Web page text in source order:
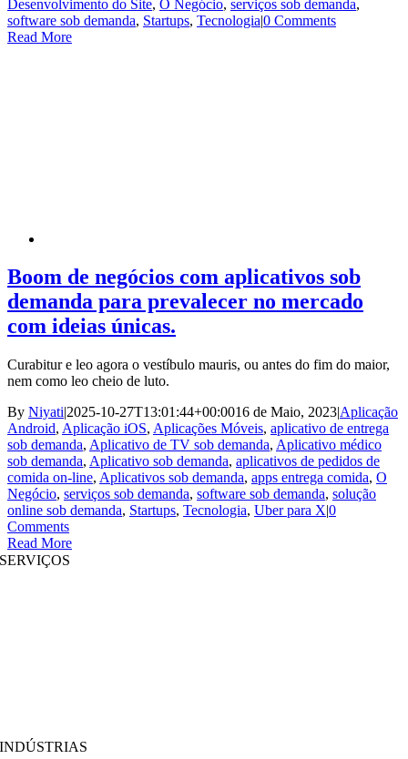
Desenvolvimento do Site, O Negócio, serviços sob demanda,
software sob demanda, Startups, Tecnologia|0 Comments
Read More
Boom de negócios com aplicativos sob
demanda para prevalecer no mercado
com ideias únicas.
Curabitur e leo agora o vestíbulo mauris, ou antes do fim do maior,
nem como leo cheio de luto.
By Niyati|2025-10-27T13:01:44+00:0016 de Maio, 2023|Aplicação
Android, Aplicação iOS, Aplicações Móveis, aplicativo de entrega
sob demanda, Aplicativo de TV sob demanda, Aplicativo médico
sob demanda, Aplicativo sob demanda, aplicativos de pedidos de
comida on-line, Aplicativos sob demanda, apps entrega comida, O
Negócio, serviços sob demanda, software sob demanda, solução
online sob demanda, Startups, Tecnologia, Uber para X|0
Comments
Read More
SERVIÇOS
INDÚSTRIAS